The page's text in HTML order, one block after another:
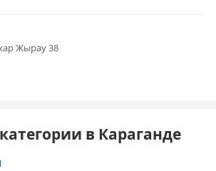
Жырау 38
в Караганде